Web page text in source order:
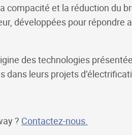
compacité et la réduction du
développées pour
des technologies
dans leurs projets
? Contactez-nous.